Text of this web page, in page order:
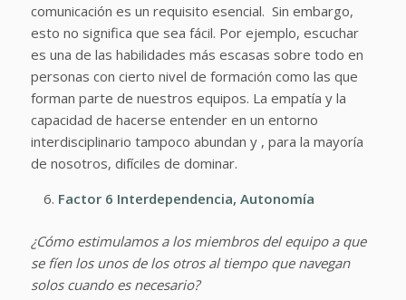
comunicación es un requisito esencial. Sin embargo,
esto no significa que sea fácil. Por ejemplo, escuchar
es una de las habilidades más escasas sobre todo en
personas con cierto nivel de formación como las que
forman parte de nuestros equipos. La empatía y la
capacidad de hacerse entender en un entorno
interdisciplinario tampoco abundan y , para la mayoría
de nosotros, difíciles de dominar.
Factor 6 Interdependencia, Autonomía
¿Cómo estimulamos a los miembros del equipo a que
se fíen los unos de los otros al tiempo que navegan
solos cuando es necesario?